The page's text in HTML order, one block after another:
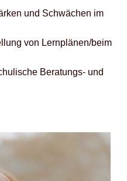
und Schwächen im
von Lernplänen/beim
Beratungs- und